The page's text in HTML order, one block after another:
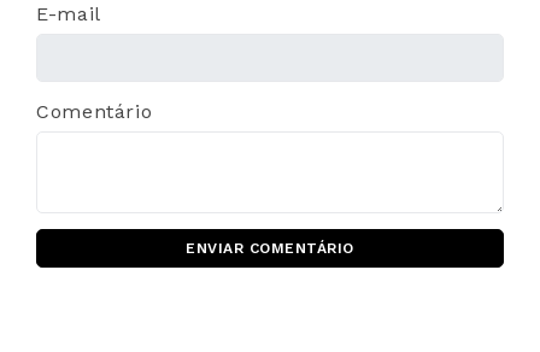
E-mail
Comentário
ENVIAR COMENTÁRIO